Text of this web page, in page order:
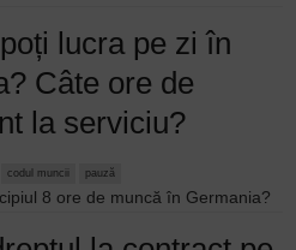
lucra pe zi în
Câte ore de
la serviciu?
codul muncii pauză
8 ore de muncă în Germania?